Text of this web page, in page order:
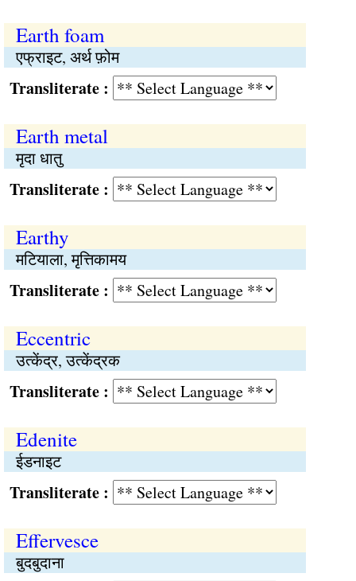
Earth foam
एफ्राइट, अर्थ फ़ोम
:
Earth metal
मृदा धातु
:
Earthy
मटियाला, मृत्तिकामय
:
Eccentric
उत्केंद्र, उत्केंद्रक
:
Edenite
ईडनाइट
:
Effervesce
बुदबुदाना